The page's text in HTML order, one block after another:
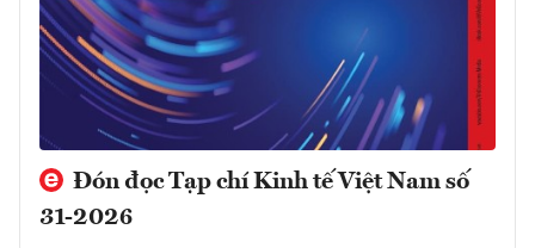
Đón đọc Tạp chí Kinh tế Việt Nam số
31-2026